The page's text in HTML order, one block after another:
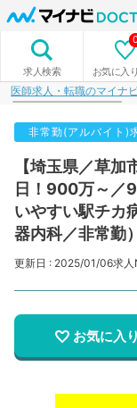
求人検索 お気に入
0
医師求人・転職のマイナ
非常勤(アルバイト)
【埼玉県／草
日！900万～／
いやすい駅チカ
器内科／非常勤）
更新日 : 2025/01/06求
お気に入り